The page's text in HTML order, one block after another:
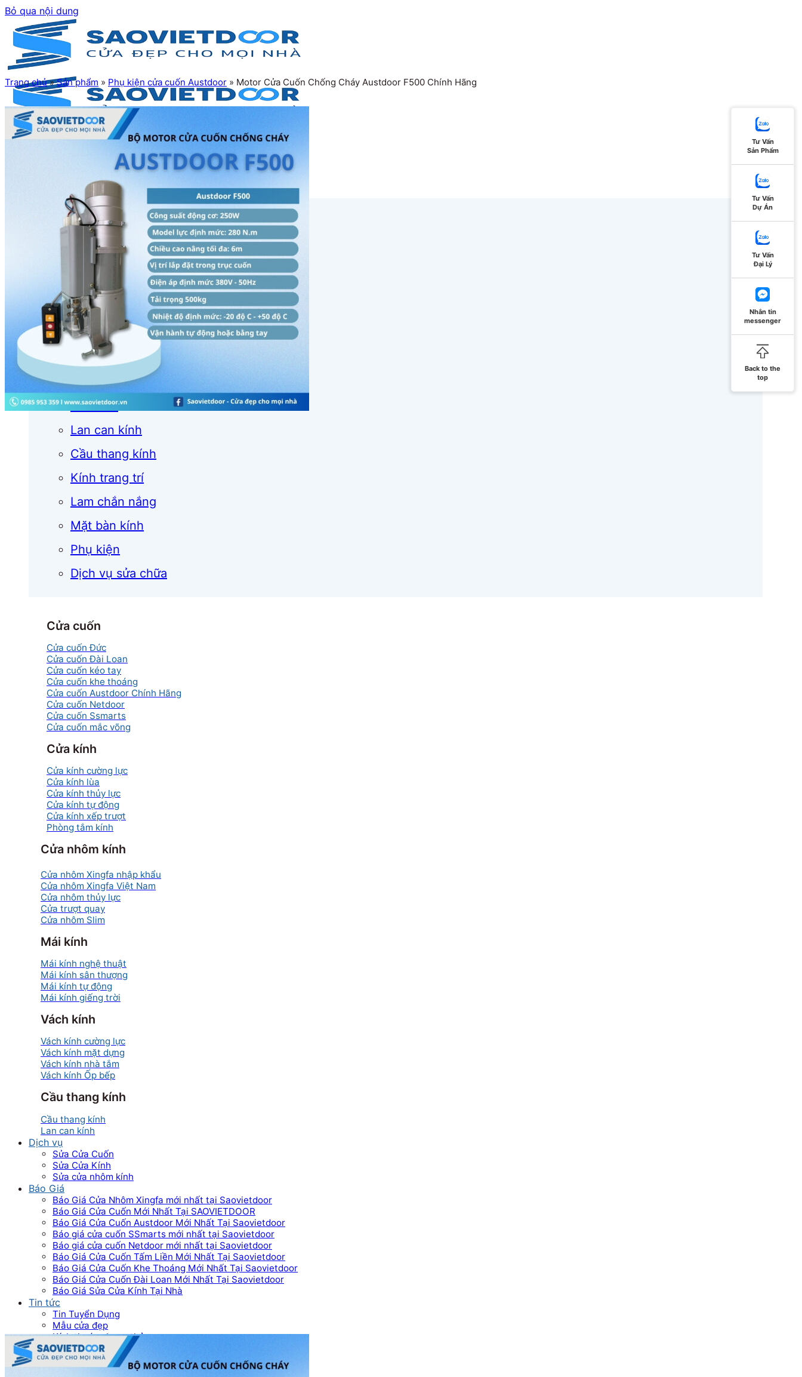
Bỏ qua nội dung
Sản phẩm
Cửa cuốn
Cửa kính
Cửa nhôm
Vách kính
Mái kính
Lan can kính
Cầu thang kính
Kính trang trí
Lam chắn nắng
Mặt bàn kính
Phụ kiện
Dịch vụ sửa chữa
Cửa cuốn
Cửa cuốn Đức
Cửa cuốn Đài Loan
Cửa cuốn kéo tay
Cửa cuốn khe thoáng
Cửa cuốn Austdoor Chính Hãng
Cửa cuốn Netdoor
Cửa cuốn Ssmarts
Cửa cuốn mắc võng
Cửa kính
Cửa kính cường lực
Cửa kính lùa
Cửa kính thủy lực
Cửa kính tự động
Cửa kính xếp trượt
Phòng tắm kính
Cửa nhôm kính
Cửa nhôm Xingfa nhập khẩu
Cửa nhôm Xingfa Việt Nam
Cửa nhôm thủy lực
Cửa trượt quay
Cửa nhôm Slim
Mái kính
Mái kính nghệ thuật
Mái kính sân thượng
Mái kính tự động
Mái kính giếng trời
Vách kính
Vách kính cường lực
Vách kính mặt dựng
Vách kính nhà tắm
Vách kính Ốp bếp
Cầu thang kính
Cầu thang kính
Lan can kính
Dịch vụ
Sửa Cửa Cuốn
Sửa Cửa Kính
Sửa cửa nhôm kính
Báo Giá
Báo Giá Cửa Nhôm Xingfa mới nhất tại Saovietdoor
Báo Giá Cửa Cuốn Mới Nhất Tại SAOVIETDOOR
Báo Giá Cửa Cuốn Austdoor Mới Nhất Tại Saovietdoor
Báo giá cửa cuốn SSmarts mới nhất tại Saovietdoor
Báo giá cửa cuốn Netdoor mới nhất tại Saovietdoor
Báo Giá Cửa Cuốn Tấm Liền Mới Nhất Tại Saovietdoor
Báo Giá Cửa Cuốn Khe Thoáng Mới Nhất Tại Saovietdoor
Báo Giá Cửa Cuốn Đài Loan Mới Nhất Tại Saovietdoor
Báo Giá Sửa Cửa Kính Tại Nhà
Tin tức
Tin Tuyển Dụng
Mẫu cửa đẹp
Kích thước phong thủy
Thước Lỗ Ban
Hướng dẫn kỹ thuật
Tài Liệu Catalogue
Trang chủ»Sản phẩm » Phụ kiện cửa cuốn Austdoor » Motor Cửa Cuốn Chống Cháy Austdoor F500 Chính Hãng
Tư Vấn
Sản Phẩm
Tư Vấn
Dự Án
Tư Vấn
Đại Lý
Nhắn tin
messenger
Back to the
top